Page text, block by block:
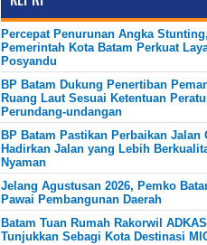
Percepat Penurunan Angka Stunting,
Pemerintah Kota Batam Perkuat
Posyandu
BP Batam Dukung Penertiban
Ruang Laut Sesuai Ketentuan
Perundang-undangan
BP Batam Pastikan Perbaikan Jalan
Hadirkan Jalan yang Lebih
Nyaman
Jelang Agustusan 2026, Pemko
Pawai Pembangunan Daerah
Batam Tuan Rumah Rakorwil
Tunjukkan Sebagi Kota Destinasi